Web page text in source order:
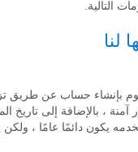
التالية.
بإنشاء حساب عن طريق
، بالإضافة إلى تاريخ
يكون دائمًا عامًا ،